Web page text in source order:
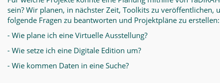
sein? Wir planen, in nächster Zeit, Toolkits zu veröffentlichen,
folgende Fragen zu beantworten und Projektpläne zu erstellen:
- Wie plane ich eine Virtuelle Ausstellung?
- Wie setze ich eine Digitale Edition um?
- Wie kommen Daten in eine Suche?